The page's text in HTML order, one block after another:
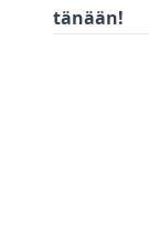
tänään!